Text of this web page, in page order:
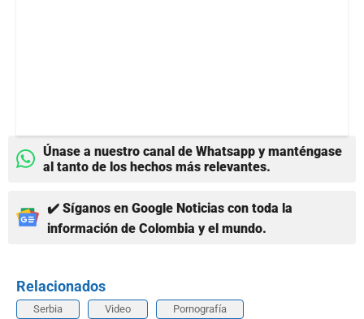
Únase a nuestro canal de Whatsapp y manténgase
al tanto de los hechos más relevantes.
✔️ Síganos en Google Noticias con toda la
información de Colombia y el mundo.
Relacionados
Serbia Video Pornografía